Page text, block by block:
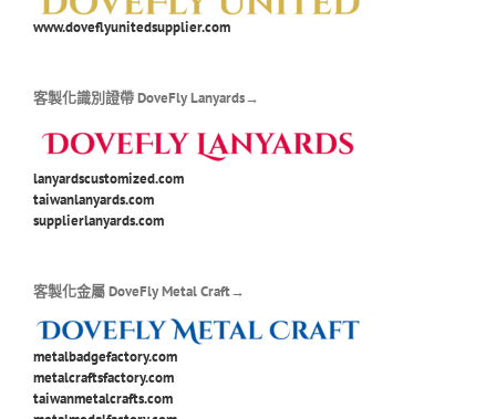
www.doveflyunitedsupplier.com
客製化識別證帶 DoveFly Lanyards→
lanyardscustomized.com
taiwanlanyards.com
supplierlanyards.com
客製化金屬 DoveFly Metal Craft→
metalbadgefactory.com
metalcraftsfactory.com
taiwanmetalcrafts.com